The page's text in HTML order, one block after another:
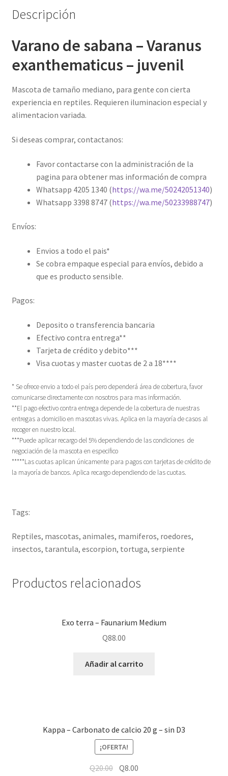
Descripción
Varano de sabana – Varanus
exanthematicus – juvenil
Mascota de tamaño mediano, para gente con cierta
experiencia en reptiles. Requieren iluminacion especial y
alimentacion variada.
Si deseas comprar, contactanos:
Favor contactarse con la administración de la
pagina para obtener mas información de compra
Whatsapp 4205 1340 (https://wa.me/50242051340)
Whatsapp 3398 8747 (https://wa.me/50233988747)
Envíos:
Envios a todo el pais*
Se cobra empaque especial para envíos, debido a
que es producto sensible.
Pagos:
Deposito o transferencia bancaria
Efectivo contra entrega**
Tarjeta de crédito y debito***
Visa cuotas y master cuotas de 2 a 18****
* Se ofrece envio a todo el país pero dependerá área de cobertura, favor
comunicarse directamente con nosotros para mas información.
**El pago efectivo contra entrega depende de la cobertura de nuestras
entregas a domicilio en mascotas vivas. Aplica en la mayoría de casos al
recoger en nuestro local.
***Puede aplicar recargo del 5% dependiendo de las condiciones de
negociación de la mascota en especifico
*****Las cuotas aplican únicamente para pagos con tarjetas de crédito de
la mayoría de bancos. Aplica recargo dependiendo de las cuotas.
Tags:
Reptiles, mascotas, animales, mamiferos, roedores,
insectos, tarantula, escorpion, tortuga, serpiente
Productos relacionados
Exo terra – Faunarium Medium
Q88.00
Añadir al carrito
Kappa – Carbonato de calcio 20 g – sin D3
¡OFERTA!
Q20.00 Q8.00